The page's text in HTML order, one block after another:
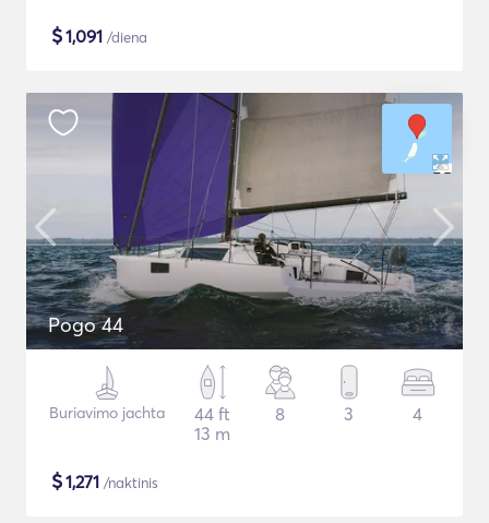
$1,091 /diena
Pogo 44
Buriavimo jachta
44 ft
13 m
8 3 4
$1,271 /naktinis